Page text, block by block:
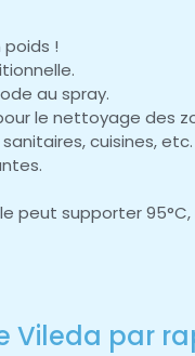
poids !
au spray.
le nettoyage des
cuisines, etc.
peut supporter
Vileda par